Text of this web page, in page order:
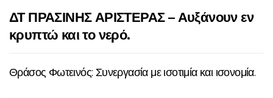
ΔΤ ΠΡΑΣΙΝΗΣ ΑΡΙΣΤΕΡΑΣ – Αυξάνουν εν
κρυπτώ και το νερό.
Θράσος Φωτεινός: Συνεργασία με ισοτιμία και ισονομία.